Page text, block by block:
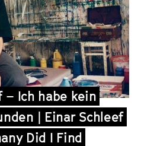
– Ich habe kein
| Einar Schleef
Did I Find